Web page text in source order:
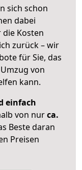
sich schon
dabei
die Kosten
zurück – wir
für Sie, das
von
kann.
einfach
von nurca.
Beste daran
Preisen